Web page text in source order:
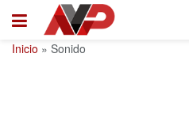
Inicio » Sonido